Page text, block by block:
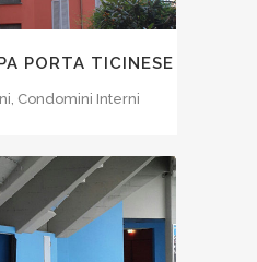
PORTA TICINESE
Condomini Interni